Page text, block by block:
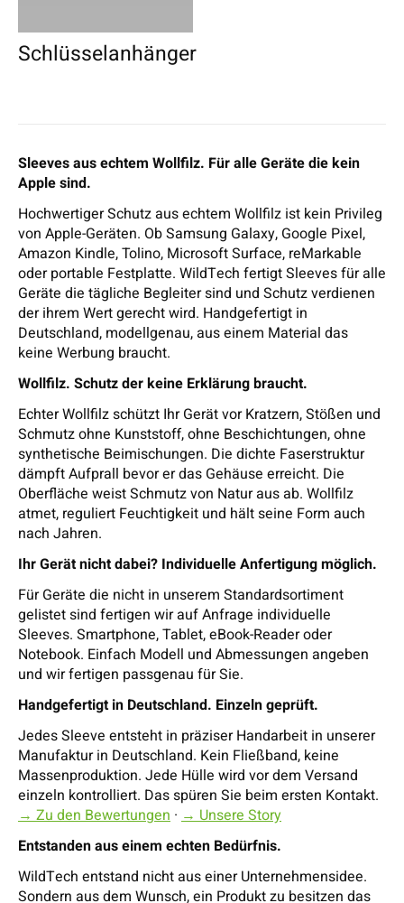
Schlüsselanhänger
Sleeves aus echtem Wollfilz. Für alle Geräte die kein
Apple sind.
Hochwertiger Schutz aus echtem Wollfilz ist kein Privileg
von Apple-Geräten. Ob Samsung Galaxy, Google Pixel,
Amazon Kindle, Tolino, Microsoft Surface, reMarkable
oder portable Festplatte. WildTech fertigt Sleeves für alle
Geräte die tägliche Begleiter sind und Schutz verdienen
der ihrem Wert gerecht wird. Handgefertigt in
Deutschland, modellgenau, aus einem Material das
keine Werbung braucht.
Wollfilz. Schutz der keine Erklärung braucht.
Echter Wollfilz schützt Ihr Gerät vor Kratzern, Stößen und
Schmutz ohne Kunststoff, ohne Beschichtungen, ohne
synthetische Beimischungen. Die dichte Faserstruktur
dämpft Aufprall bevor er das Gehäuse erreicht. Die
Oberfläche weist Schmutz von Natur aus ab. Wollfilz
atmet, reguliert Feuchtigkeit und hält seine Form auch
nach Jahren.
Ihr Gerät nicht dabei? Individuelle Anfertigung möglich.
Für Geräte die nicht in unserem Standardsortiment
gelistet sind fertigen wir auf Anfrage individuelle
Sleeves. Smartphone, Tablet, eBook-Reader oder
Notebook. Einfach Modell und Abmessungen angeben
und wir fertigen passgenau für Sie.
Handgefertigt in Deutschland. Einzeln geprüft.
Jedes Sleeve entsteht in präziser Handarbeit in unserer
Manufaktur in Deutschland. Kein Fließband, keine
Massenproduktion. Jede Hülle wird vor dem Versand
einzeln kontrolliert. Das spüren Sie beim ersten Kontakt.
→ Zu den Bewertungen · → Unsere Story
Entstanden aus einem echten Bedürfnis.
WildTech entstand nicht aus einer Unternehmensidee.
Sondern aus dem Wunsch, ein Produkt zu besitzen das